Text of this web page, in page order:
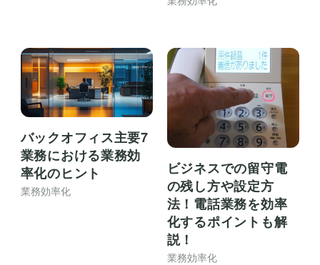
バックオフィス主要7
業務における業務効
率化のヒント
業務効率化
ビジネスでの留守電
の残し方や設定方
法！電話業務を効率
化するポイントも解
説！
業務効率化